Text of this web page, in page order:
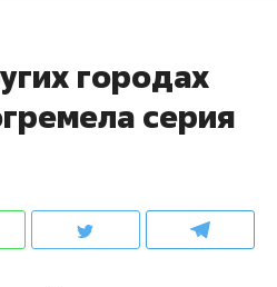
городах
серия